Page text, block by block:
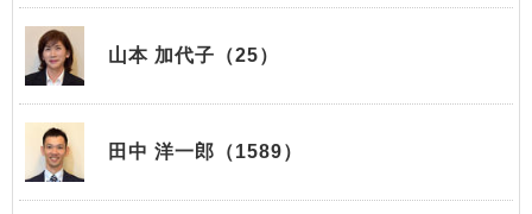
山本 加代子（25）
田中 洋一郎（1589）